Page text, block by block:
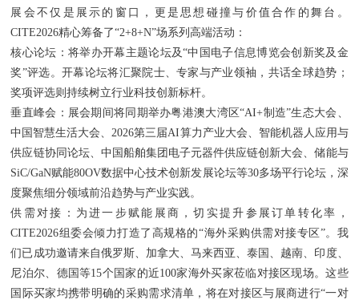
展会不仅是展示的窗口，更是思想碰撞与价值合作的舞台。
CITE2026精心筹备了“2+8+N”场系列高端活动：
核心论坛：将举办开幕主题论坛及“中国电子信息博览会创新奖及金
奖”评选。开幕论坛将汇聚院士、专家与产业领袖，共话全球趋势；
奖项评选则持续树立行业科技创新标杆。
垂直峰会：展会期间将同期举办粤港澳大湾区“AI+制造”生态大会、
中国智慧生活大会、2026第三届AI算力产业大会、智能机器人应用与
供应链协同论坛、中国船舶集团电子元器件供应链创新大会、储能与
SiC/GaN赋能80OV数据中心技术创新发展论坛等30多场平行论坛，深
度聚焦细分领域前沿趋势与产业实践。
供需对接：为进一步赋能展商，切实提升参展订单转化率，
CITE2026组委会倾力打造了高规格的“海外采购供需对接专区”。我
们已成功邀请来自俄罗斯、加拿大、马来西亚、泰国、越南、印度、
尼泊尔、德国等15个国家的近100家海外买家莅临对接区现场。这些
国际买家均携带明确的采购需求清单，将在对接区与展商进行“一对